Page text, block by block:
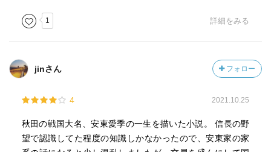
1 詳細をみる
jinさん フォロー
4 2021.10.25
秋田の戦国大名、安東愛季の一生を描いた小説。 信長の野
望で認識してた程度の知識しかなかったので、安東家の家